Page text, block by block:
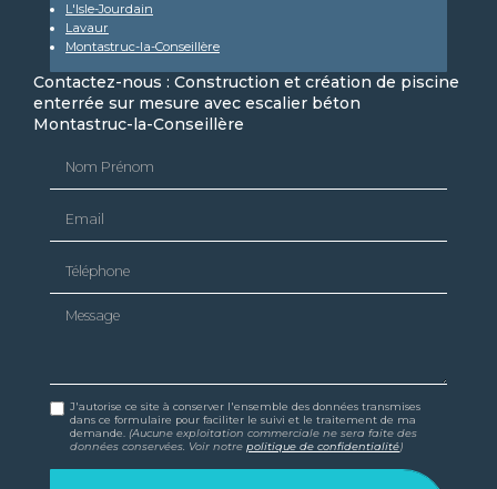
L'Isle-Jourdain
Lavaur
Montastruc-la-Conseillère
Contactez-nous : Construction et création de piscine
enterrée sur mesure avec escalier béton
Montastruc-la-Conseillère
Message
J'autorise ce site à conserver l'ensemble des données transmises
dans ce formulaire pour faciliter le suivi et le traitement de ma
demande. (Aucune exploitation commerciale ne sera faite des
données conservées. Voir notrepolitique de confidentialité)